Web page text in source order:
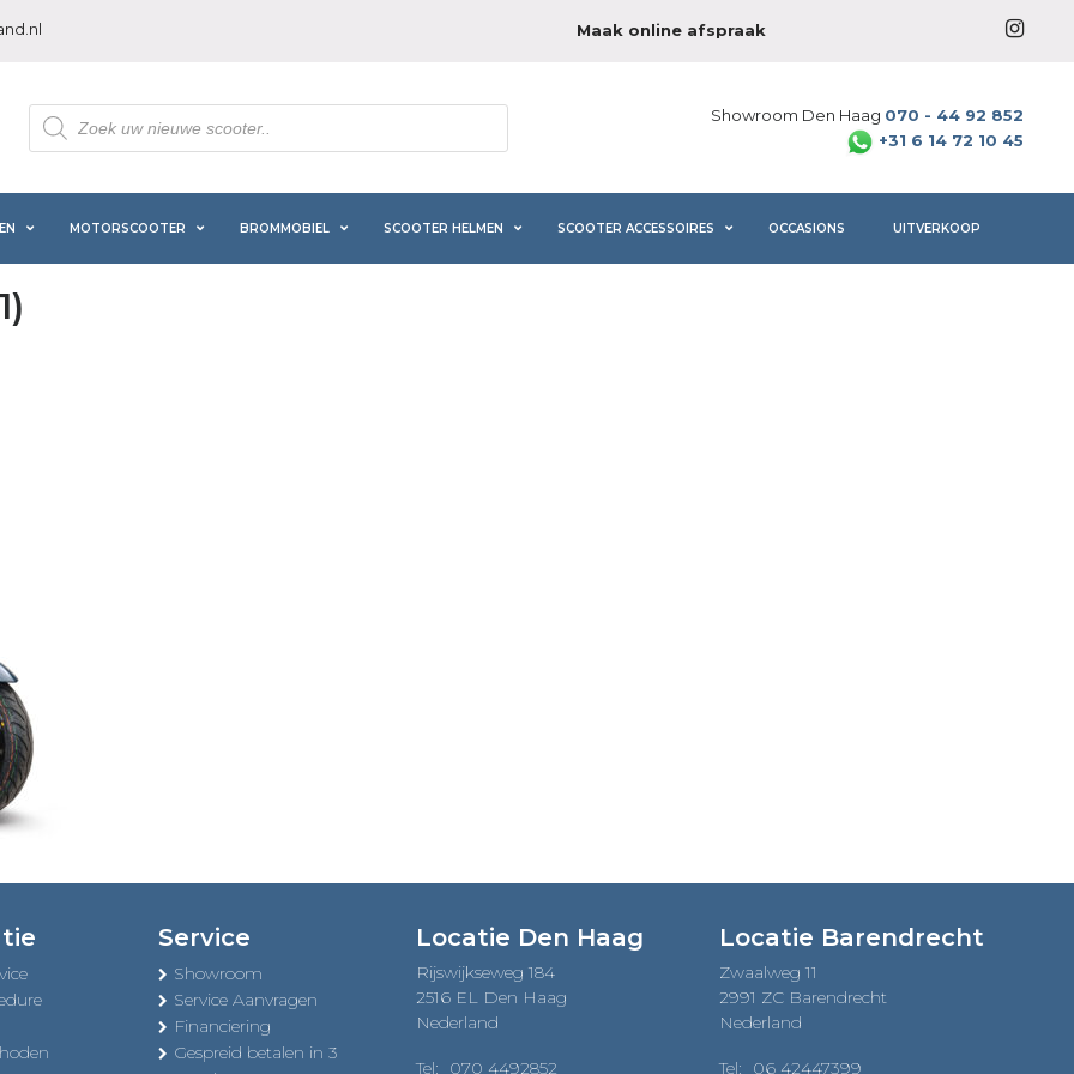
Maak online afspraak
Producten
zoeken
Showroom Den Haag 070 - 44 92 852
+31 6 14 72 10 45
MOTORSCOOTER BROMMOBIEL SCOOTER HELMEN SCOOTER ACCESSOIRES OCCASIONS UITVERKOOP
Service
Showroom
Service Aanvragen
Financiering
Gespreid betalen in 3
Locatie Den Haag
Rijswijkseweg 184
2516 EL Den Haag
Nederland
Tel: 070 4492852
Locatie Barendrecht
Zwaalweg 11
2991 ZC Barendrecht
Nederland
Tel: 06 42447399